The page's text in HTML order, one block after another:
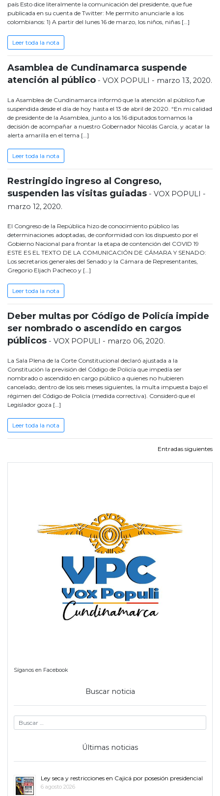
país Esto dice literalmente la comunicación del presidente, que fue
publicada en su cuenta de Twitter: Me permito anunciarle a los
colombianos: 1) A partir del lunes 16 de marzo, los niños, niñas […]
Leer toda la nota
Asamblea de Cundinamarca suspende
atención al público - VOX POPULI - marzo 13, 2020.
La Asamblea de Cundinamarca informó que la atención al público fue
suspendida desde el día de hoy hasta el 13 de abril de 2020. “En mi calidad
de presidente de la Asamblea, junto a los 16 diputados tomamos la
decisión de acompañar a nuestro Gobernador Nicolás García, y acatar la
alerta amarilla en el tema […]
Leer toda la nota
Restringido ingreso al Congreso,
suspenden las visitas guiadas - VOX POPULI -
marzo 12, 2020.
El Congreso de la República hizo de conocimiento público las
determinaciones adoptadas, de conformidad con los dispuesto por el
Gobierno Nacional para frontar la etapa de contención del COVID 19
ESTE ES EL TEXTO DE LA COMUNICACIÓN DE CÁMARA Y SENADO:
Los secretarios generales del Senado y la Cámara de Representantes,
Gregorio Eljach Pacheco y […]
Leer toda la nota
Deber multas por Código de Policía impide
ser nombrado o ascendido en cargos
públicos - VOX POPULI - marzo 06, 2020.
La Sala Plena de la Corte Constitucional declaró ajustada a la
Constitución la previsión del Código de Policía que impedía ser
nombrado o ascendido en cargo público a quienes no hubieren
cancelado, dentro de los seis meses siguientes, la multa impuesta bajo el
régimen del Código de Policía (medida correctiva). Consideró que el
Legislador goza […]
Leer toda la nota
de
Entradas siguientes
Síganos en Facebook
Buscar noticia
Últimas noticias
Ley seca y restricciones en Cajicá por posesión presidencial
6 agosto 2026